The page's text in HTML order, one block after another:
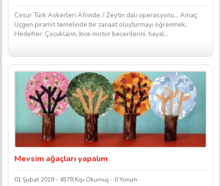
Cesur Türk Askerleri Afrinde..! Zeytin dalı operasyonu… Amaç:
Üçgen piramit temelinde bir zanaat oluşturmayı öğrenmek.
Hedefler: Çocukların, İnce motor becerilerini, hayal...
Mevsim ağaçları yapalım
01 Şubat 2018 - 4578 Kişi Okumuş - 0 Yorum